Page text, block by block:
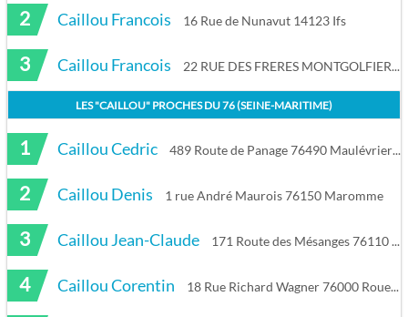
2 Caillou Francois 16 Rue de Nunavut 14123 Ifs
3 Caillou Francois 22 RUE DES FRERES MONTGOLFIER 41100 VENDOME
LES "CAILLOU" PROCHES DU76 (SEINE-MARITIME)
1 Caillou Cedric 489 Route de Panage 76490 Maulévrier-Sainte-Gertrude
2 Caillou Denis 1 rue André Maurois 76150 Maromme
3 Caillou Jean-Claude 171 Route des Mésanges 76110 Manneville-la-Goupil
4 Caillou Corentin 18 Rue Richard Wagner 76000 Rouen